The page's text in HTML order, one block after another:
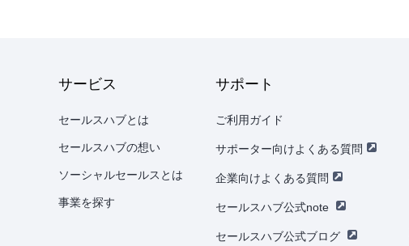
サービス
セールスハブとは
セールスハブの想い
ソーシャルセールスとは
事業を探す
サポート
ご利用ガイド
サポーター向けよくある質問
企業向けよくある質問
セールスハブ公式note
セールスハブ公式ブログ